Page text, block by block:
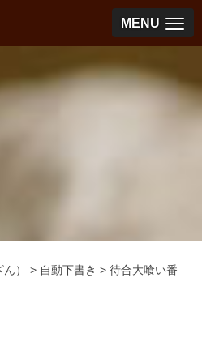
MENU
） > 自動下書き >待合大喰い番